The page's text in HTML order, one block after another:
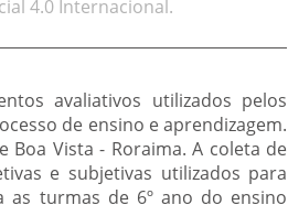
4.0 Internacional.
avaliativos utilizados pelos
de ensino e aprendizagem.
Boa Vista - Roraima. A coleta de
e subjetivas utilizados para
as turmas de 6º ano do ensino